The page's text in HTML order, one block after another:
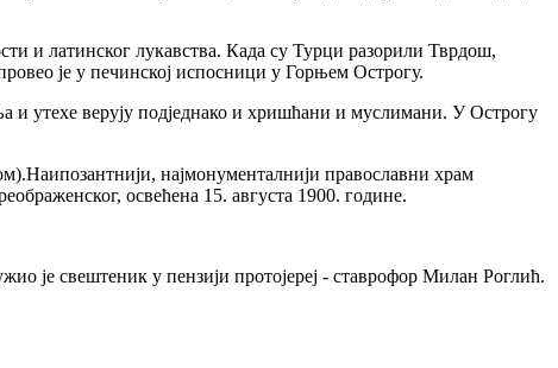
и латинског лукавства. Када су Турци разорили Тврдош,
је у печинској испосници у Горњем Острогу.
утехе верују подједнако и хришћани и муслимани. У Острогу
најмонументалнији православни храм
освећена 15. августа 1900. године.
је свештеник у пензији протојереј - ставрофор Милан Роглић.